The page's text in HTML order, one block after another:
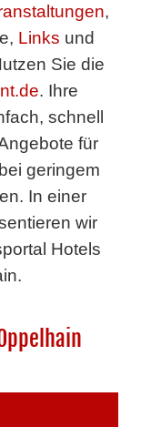
,
Links und
Sie die
. Ihre
schnell
für
geringem
In einer
wir
Hotels